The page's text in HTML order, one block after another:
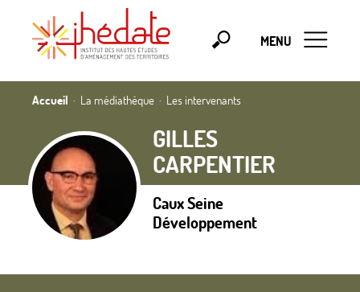
MENU
Accueil La médiathèque Les intervenants
GILLES
CARPENTIER
Caux Seine
Développement